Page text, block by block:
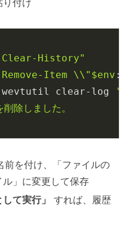
り付け
History"
Item \\" $env
wevtutil clear-log
除しました。
前を付け、「ファイルの
」に変更して保存
て実行」
すれば、履歴